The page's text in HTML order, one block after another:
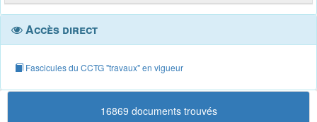
Accès direct
Fascicules du CCTG "travaux" en vigueur
16869 documents trouvés